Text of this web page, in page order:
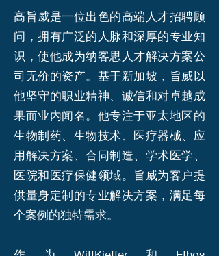
高旨威是一位出色的高端人才招聘顾
问，拥有广泛的人脉和深厚的专业知
识，使他成为纳客思人才解决方案公
司无价的资产。基于新加坡，旨威以
他坚守的职业精神、诚信和对卓越成
果而业内闻名。他专注于亚太地区的
生物制药、生物技术、医疗器械、应
用解决方案、合同制造、学术医学、
医院和医疗保健领域。旨威为客户提
供量身定制的专业解决方案，满足每
个案例的独特需求。